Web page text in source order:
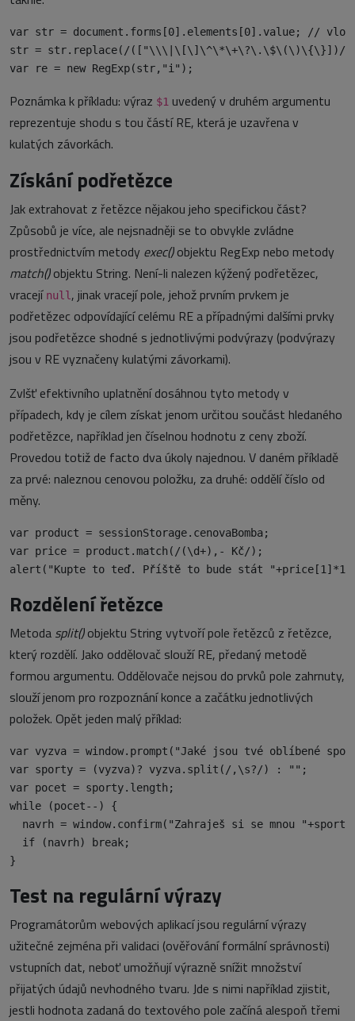
var str = document.forms[0].elements[0].value; //
str = str.replace(/(["\\\|\[\]\^\*\+\?\.\$\(\)\{\}])/g,
Poznámka k příkladu: výraz $1 uvedený v druhém argumentu
reprezentuje shodu s tou částí RE, která je uzavřena v
kulatých závorkách.
Získání podřetězce
Jak extrahovat z řetězce nějakou jeho specifickou část?
Způsobů je více, ale nejsnadněji se to obvykle zvládne
prostřednictvím metody exec()objektu RegExp nebo metody
match()objektu String. Není-li nalezen kýžený podřetězec,
vracejí null , jinak vracejí pole, jehož prvním prvkem je
podřetězec odpovídající celému RE a případnými dalšími prvky
jsou podřetězce shodné s jednotlivými podvýrazy (podvýrazy
jsou v RE vyznačeny kulatými závorkami).
Zvlšť efektivního uplatnění dosáhnou tyto metody v
případech, kdy je cílem získat jenom určitou součást hledaného
podřetězce, například jen číselnou hodnotu z ceny zboží.
Provedou totiž de facto dva úkoly najednou. V daném příkladě
za prvé: naleznou cenovou položku, za druhé: oddělí číslo od
měny.
var product = sessionStorage.cenovaBomba;
var price = product.match(/(\d+),- Kč/);
Rozdělení řetězce
Metoda split()objektu String vytvoří pole řetězců z řetězce,
který rozdělí. Jako oddělovač slouží RE, předaný metodě
formou argumentu. Oddělovače nejsou do prvků pole zahrnuty,
slouží jenom pro rozpoznání konce a začátku jednotlivých
položek. Opět jeden malý příklad:
var vyzva = window.prompt("Jaké jsou tvé oblíbené
var sporty = (vyzva)? vyzva.split(/,\s?/) : "";
var pocet = sporty.length;
while (pocet--) {
navrh = window.confirm("Zahraješ si se mnou
  if (navrh) break;
Test na regulární výrazy
Programátorům webových aplikací jsou regulární výrazy
užitečné zejména při validaci (ověřování formální správnosti)
vstupních dat, neboť umožňují výrazně snížit množství
přijatých údajů nevhodného tvaru. Jde s nimi například zjistit,
jestli hodnota zadaná do textového pole začíná alespoň třemi